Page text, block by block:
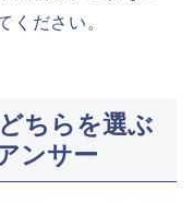
ください。
ちらを選ぶ
ンサー